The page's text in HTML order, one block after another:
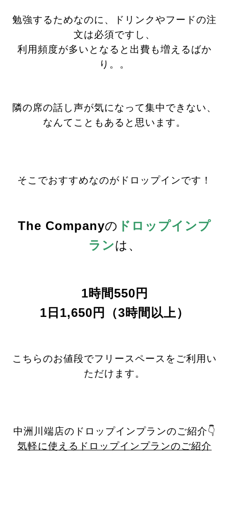
勉強するためなのに、ドリンクやフードの注
文は必須ですし、
利用頻度が多いとなると出費も増えるばか
り。。
隣の席の話し声が気になって集中できない、
なんてこともあると思います。
そこでおすすめなのがドロップインです！
The Companyの ドロップインプ
ランは、
1時間550円
1日1,650円（3時間以上）
こちらのお値段でフリースペースをご利用い
ただけます。
中洲川端店のドロップインプランのご紹介👇
気軽に使えるドロップインプランのご紹介